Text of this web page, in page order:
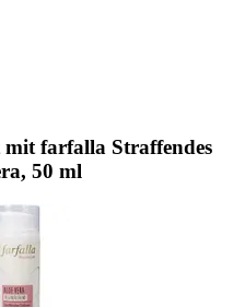
farfalla Straffendes
50 ml